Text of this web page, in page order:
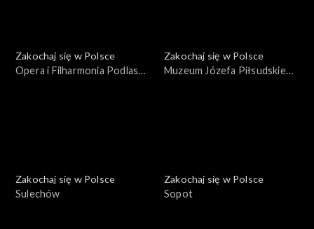
Zakochaj się w Polsce
Opera i Filharmonia Podlaska
Zakochaj się w Polsce
Muzeum Józefa Piłsudskiego
Zakochaj się w Polsce
Sulechów
Zakochaj się w Polsce
Sopot